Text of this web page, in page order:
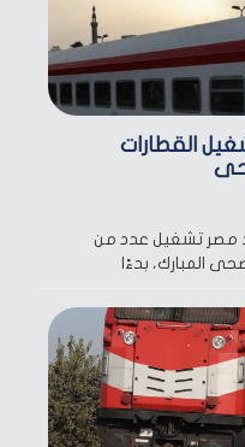
تشغيل القطارات
مصر تشغيل عدد من
المبارك، بدءًا